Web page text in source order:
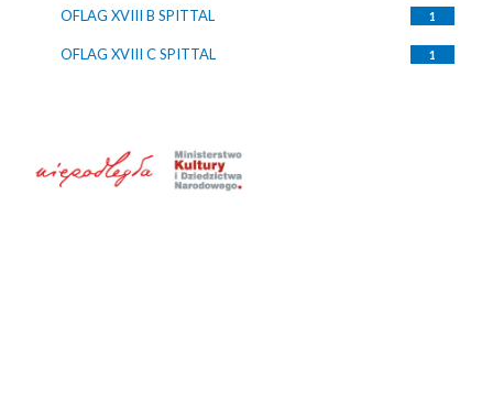
OFLAG XVIII B SPITTAL 1
OFLAG XVIII C SPITTAL 1